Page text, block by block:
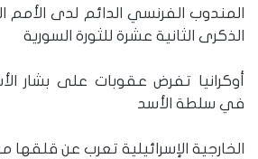
المندوب الفرنسي الدائم لدى
الذكرى الثانية عشرة للثورة السورية
أوكرانيا تفرض عقوبات على بشار
في سلطة الأسد
الخارجية الإسرائيلية تعرب عن قلقها